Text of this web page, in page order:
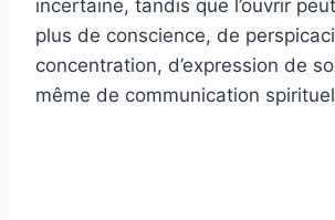
incertaine, tandis que l’ouvrir
plus de conscience, de
concentration, d’expression de
même de communication